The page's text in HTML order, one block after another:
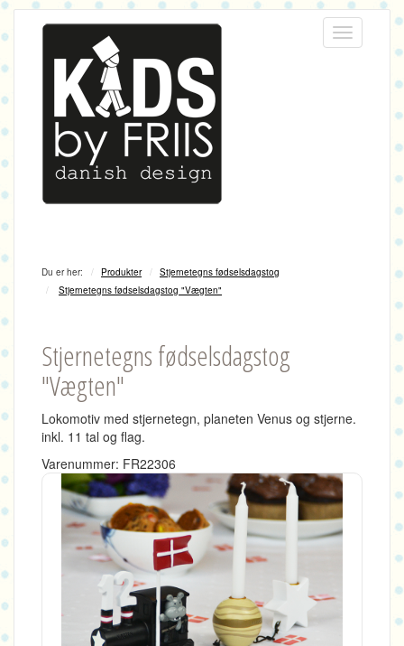
Menu
Du er her: Produkter
Stjernetegns fødselsdagstog
Stjernetegns fødselsdagstog "Vægten"
Stjernetegns fødselsdagstog
"Vægten"
Lokomotiv med stjernetegn, planeten Venus og stjerne.
inkl. 11 tal og flag.
Varenummer: FR22306